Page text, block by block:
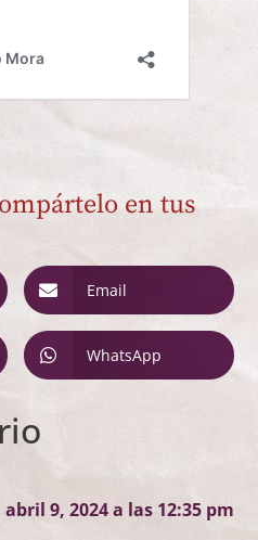
en tus
Email
WhatsApp
abril 9, 2024 a las 12:35 pm